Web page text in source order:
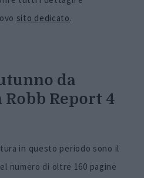
sito dedicato.
da
Report 4
in questo periodo sono il
numero di oltre 160 pagine